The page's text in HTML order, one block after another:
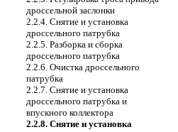
дроссельной заслонки
2.2.4. Снятие и установка
дроссельного патрубка
2.2.5. Разборка и сборка
дроссельного патрубка
2.2.6. Очистка дроссельного
патрубка
2.2.7. Снятие и установка
дроссельного патрубка и
впускного коллектора
2.2.8. Снятие и установка